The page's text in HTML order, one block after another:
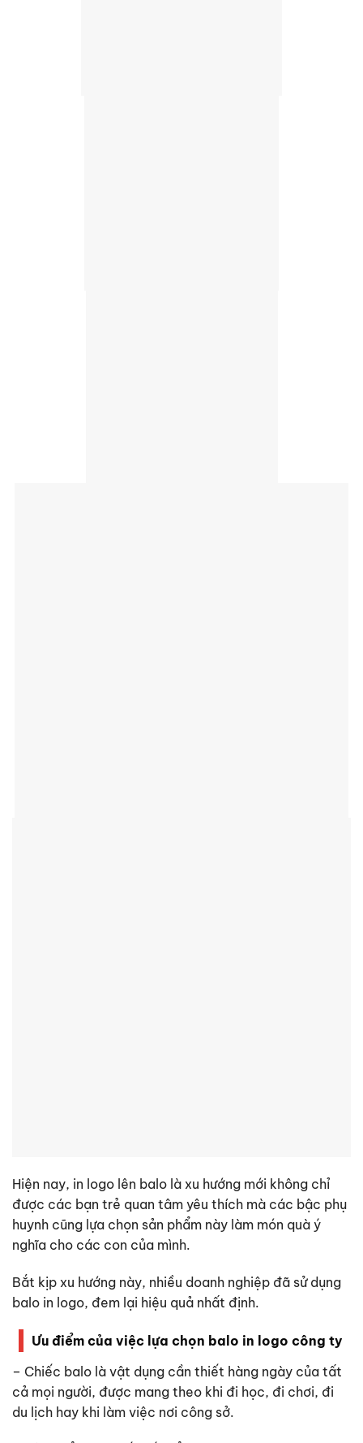
Hiện nay, in logo lên balo là xu hướng mới không chỉ
được các bạn trẻ quan tâm yêu thích mà các bậc phụ
huynh cũng lựa chọn sản phẩm này làm món quà ý
nghĩa cho các con của mình.
Bắt kịp xu hướng này, nhiều doanh nghiệp đã sử dụng
balo in logo, đem lại hiệu quả nhất định.
Ưu điểm của việc lựa chọn balo in logo công ty
– Chiếc balo là vật dụng cần thiết hàng ngày của tất
cả mọi người, được mang theo khi đi học, đi chơi, đi
du lịch hay khi làm việc nơi công sở.